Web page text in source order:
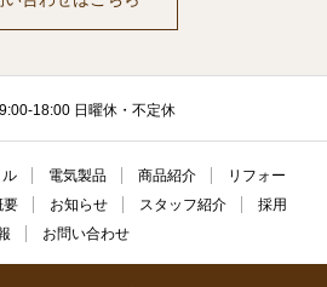
18:00 日曜休・不定休
ル 電気製品 商品紹介
リフォー
要 お知らせ スタッフ紹介
採用
お問い合わせ